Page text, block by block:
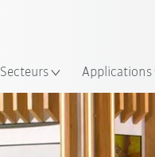
Secteurs Applications